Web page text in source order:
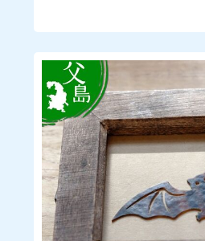
※お客様による配送業者の指定はで
□商品発送のタイミング
ご注文確認後、通常5営業日内に発送
尚、全て小笠原から船便での発送に
お届けまで４〜１４日以上かかる場
□海外配送について
当店は海外への発送を行っていませ
■配送料金
送料は商品により異なります。各商